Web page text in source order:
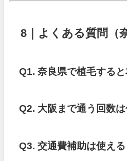
8｜よくある質問（
Q1. 奈良県で植毛する
Q2. 大阪まで通う回数は
Q3. 交通費補助は使える